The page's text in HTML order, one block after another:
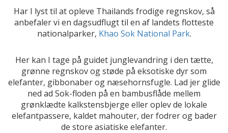
Har I lyst til at opleve Thailands frodige regnskov, så
anbefaler vi en dagsudflugt til en af landets flotteste
nationalparker, Khao Sok National Park.
Her kan I tage på guidet junglevandring i den tætte,
grønne regnskov og støde på eksotiske dyr som
elefanter, gibbonaber og næsehornsfugle. Lad jer glide
ned ad Sok-floden på en bambusflåde mellem
grønklædte kalkstensbjerge eller oplev de lokale
elefantpassere, kaldet mahouter, der fodrer og bader
de store asiatiske elefanter.